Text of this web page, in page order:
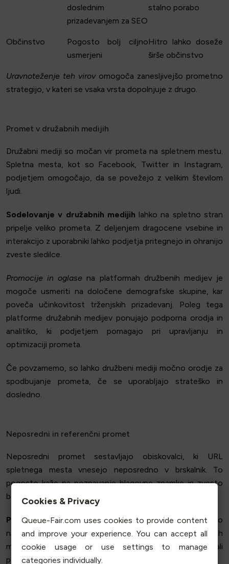
doslednim
prizadevanjem za SEO
stalno porabo
Občinstvo
Pogosto bolj ciljno
usmerjeni
Hitro lahko doseže
širše občinstvo
Uravnoteženje teh virovomogoča zanesljivejšo prometno
strategijo, v kateri se vsaka vrsta dopolnjuje z drugo.
Promet v družabnih medijih
Družabni mediji so močan vir prometa na spletnem mestu.
Spletna mesta, kot so Facebook, Twitter in Instagram,
podjetjem omogočajo, da se povežejo z velikim številom
ljudi.
Sodelovanje v družabnih medijih lahko na spletno stran
pripelje veliko prometa. Z deljenjem dragocene vsebine in
interakcijo z uporabniki lahko podjetja pritegnejo in ohranijo
zveste sledilce.
Promocije in oglase na platformah družbenih medijev je
mogoče usmeriti na določene demografske skupine, kar
poveča učinkovitost trženjskih prizadevanj. Poleg tega
platforme družabnih medijev ponujajo podporna orodja in
analitiko, ki podjetjem pomagajo pri upravljanju in
optimizaciji prometa.
Če povzamemo, so lahko družbeni mediji močno orodje za
spodbujanje prometa, če se uporabljajo strateško in
dosledno.
Neposredni in referenčni promet
Neposredni promet sestavljajo obiskovalci, ki URL
spletnega mesta vnesejo neposredno v brskalnik. To
pogosto kaže na poznavanje blagovne znamke in zvesto
bazo uporabnikov.
Priporočeni promet predstavljajo obiskovalci, ki pristanejo
na spletnem mestu s klikom na povezave z drugih spletnih
mest. Te povezave lahko prihajajo iz blogov, novic ali
partnerstev.
Cookies & Privacy
Queue-Fair.com uses cookies to provide content
and improve your experience. You can accept all
cookie usage or use settings to manage
categories individually.